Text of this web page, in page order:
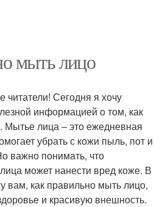
мыть лицо
читатели! Сегодня я хочу
информацией о том, как
Мытье лица – это ежедневная
убрать с кожи пыль, пот и
важно понимать, что
может нанести вред коже. В
вам, как правильно мыть лицо,
и красивую внешность.